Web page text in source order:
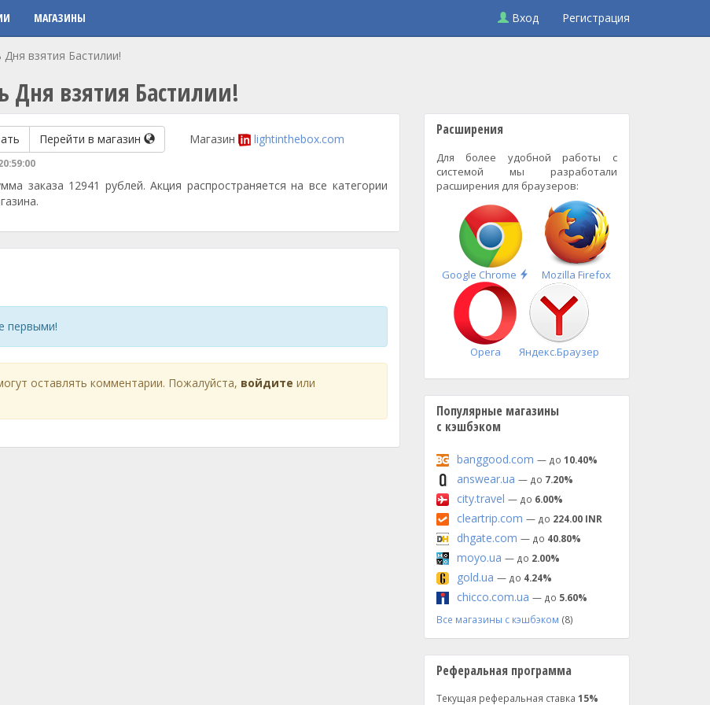
МАГАЗИНЫ Вход Регистрация
Дня взятия Бастилии!
Дня взятия Бастилии!
Перейти в магазин Магазин lightinthebox.com
заказа 12941 рублей. Акция распространяется на все категории
первыми!
оставлять комментарии. Пожалуйста, войдите или
Расширения
Для более удобной работы с
системой мы разработали
расширения для браузеров:
Google Chrome
Быстрая
установка
Mozilla Firefox
Opera Яндекс.Браузер
Популярные магазины
с кэшбэком
banggood.com — до 10.40%
answear.ua — до 7.20%
city.travel — до 6.00%
cleartrip.com — до 224.00 INR
dhgate.com — до 40.80%
moyo.ua — до 2.00%
gold.ua — до 4.24%
chicco.com.ua — до 5.60%
Все магазины с кэшбэком (8)
Реферальная программа
Текущая реферальная ставка 15%